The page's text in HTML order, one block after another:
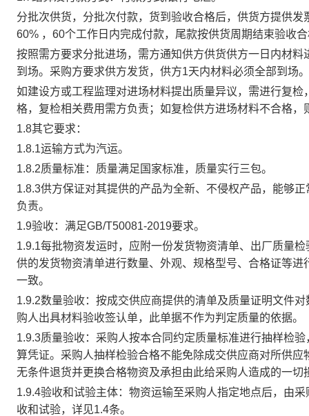
分批次供货，分批次付款，货到验收合格后，供货方提供发
60% ，60个工作日内完成付款，尾款按供货周期结束验收
按照需方要求分批进场，需方通知供方供货供方一日内材
到场。采购方要求供方发货，供方1天内材料必须全部到场
如建设方或工程监理对进场材料提出质量异议，需进行复
格，复检相关费用需方负责；如复检供方进场材料不合格
1.8其它要求：
1.8.1运输方式为汽运。
1.8.2质量标准：质量满足国家标准，质量实行三包。
1.8.3供方保证对其提供的产品为全新、不侵权产品，能够
负责。
1.9验收： 满足GB/T50081-2019要求。
1.9.1每批物资发运时，应附一份发货物资清单、出厂质量
供的发货物资清单进行数量、外观、规格型号、合格证等
一致。
1.9.2数量验收：按成交供应商提供的清单及质量证明文件
购人出具材料验收签认单，此单据不作为判定质量的依据。
1.9.3质量验收：采购人按本合同约定质量标准进行抽样检
算凭证。采购人抽样检验合格不能免除成交供应商对所供
无条件退货并更换合格物资及承担由此给采购人造成的一
1.9.4验收和试验主体：物资运输至采购人指定地点后，由
收和试验，详见1.4条。